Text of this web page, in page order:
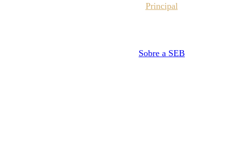
Principal
Sobre a SEB